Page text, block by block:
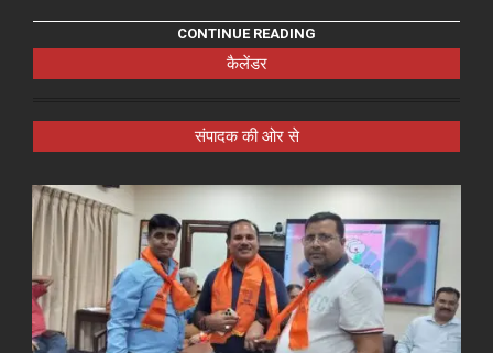
CONTINUE READING
कैलेंडर
संपादक की ओर से